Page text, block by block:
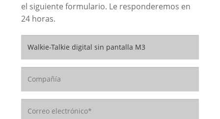
el siguiente formulario. Le responderemos en
24 horas.